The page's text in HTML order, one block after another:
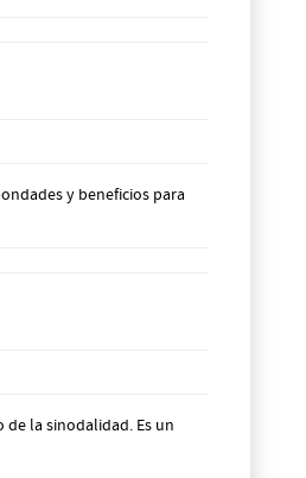
y beneficios para
la sinodalidad. Es un